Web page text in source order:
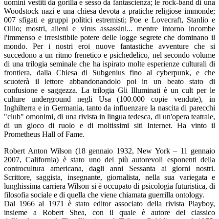
uomini vestiti da gorilla e sesso da fantascienza; le rock-band di una
Woodstock nazi e una chiesa devota a pratiche religiose immonde;
007 sfigati e gruppi politici estremisti; Poe e Lovecraft, Stanlio e
Ollio; mostri, alieni e virus assassini... mentre intorno incombe
l'immenso e irresistibile potere delle logge segrete che dominano il
mondo. Per i nostri eroi nuove fantastiche avventure che si
succedono a un ritmo frenetico e psichedelico, nel secondo volume
di una trilogia seminale che ha ispirato molte esperienze culturali di
frontiera, dalla Chiesa di Subgenius fino al cyberpunk, e che
scuoterà il lettore abbandonandolo poi in un beato stato di
confusione e saggezza. La trilogia Gli Illuminati è un cult per le
culture underground negli Usa (100.000 copie vendute), in
Inghilterra e in Germania, tanto da influenzare la nascita di parecchi
"club" omonimi, di una rivista in lingua tedesca, di un'opera teatrale,
di un gioco di ruolo e di moltissimi siti Internet. Ha vinto il
Prometheus Hall of Fame.
Robert Anton Wilson (18 gennaio 1932, New York – 11 gennaio
2007, California) è stato uno dei più autorevoli esponenti della
controcultura americana, dagli anni Sessanta ai giorni nostri.
Scrittore, saggista, insegnante, giornalista, nella sua variegata e
lunghissima carriera Wilson si è occupato di psicologia futuristica, di
filosofia sociale e di quella che viene chiamata guerrilla ontology.
Dal 1966 al 1971 è stato editor associato della rivista Playboy,
insieme a Robert Shea, con il quale è autore del classico